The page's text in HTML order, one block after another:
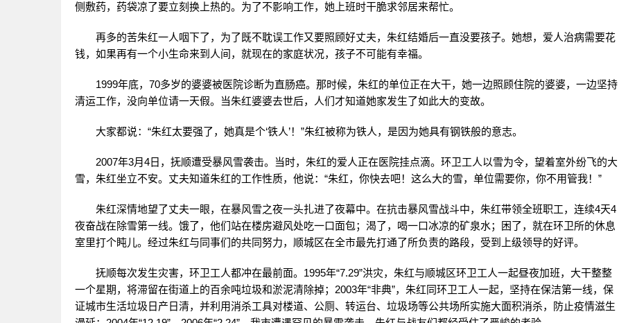
侧敷药，药袋凉了要立刻换上热的。为了不影响工作，她上班时干脆求邻居来帮忙。
再多的苦朱红一人咽下了，为了既不耽误工作又要照顾好丈夫，朱红结婚后一直没要孩子。她想，爱人治病需要花
钱，如果再有一个小生命来到人间，就现在的家庭状况，孩子不可能有幸福。
1999年底，70多岁的婆婆被医院诊断为直肠癌。那时候，朱红的单位正在大干，她一边照顾住院的婆婆，一边坚持
清运工作，没向单位请一天假。当朱红婆婆去世后，人们才知道她家发生了如此大的变故。
大家都说：“朱红太要强了，她真是个‘铁人’！”朱红被称为铁人，是因为她具有钢铁般的意志。
2007年3月4日，抚顺遭受暴风雪袭击。当时，朱红的爱人正在医院挂点滴。环卫工人以雪为令，望着室外纷飞的大
雪，朱红坐立不安。丈夫知道朱红的工作性质，他说：“朱红，你快去吧！这么大的雪，单位需要你，你不用管我！”
朱红深情地望了丈夫一眼，在暴风雪之夜一头扎进了夜幕中。在抗击暴风雪战斗中，朱红带领全班职工，连续4天4
夜奋战在除雪第一线。饿了，他们站在楼房避风处吃一口面包；渴了，喝一口冰凉的矿泉水；困了，就在环卫所的休息
室里打个盹儿。经过朱红与同事们的共同努力，顺城区在全市最先打通了所负责的路段，受到上级领导的好评。
抚顺每次发生灾害，环卫工人都冲在最前面。1995年“7.29”洪灾，朱红与顺城区环卫工人一起昼夜加班，大干整整
一个星期，将滞留在街道上的百余吨垃圾和淤泥清除掉；2003年“非典”，朱红同环卫工人一起，坚持在保洁第一线，保
证城市生活垃圾日产日清，并利用消杀工具对楼道、公厕、转运台、垃圾场等公共场所实施大面积消杀，防止疫情滋生